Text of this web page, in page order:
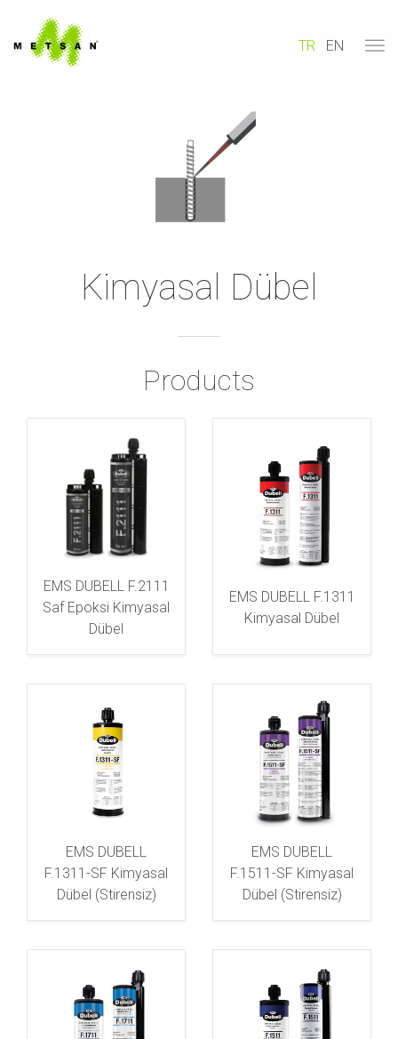
TR EN
Kimyasal Dübel
Products
EMS DUBELL F.2111
Saf Epoksi Kimyasal
Dübel
EMS DUBELL F.1311
Kimyasal Dübel
EMS DUBELL
F.1311-SF Kimyasal
Dübel (Stirensiz)
EMS DUBELL
F.1511-SF Kimyasal
Dübel (Stirensiz)